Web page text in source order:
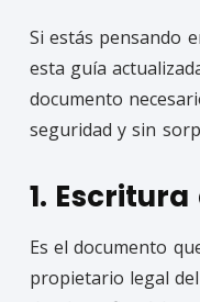
Si estás pensando
esta guía
documento
seguridad y sin
1.
Es el documento
propietario legal